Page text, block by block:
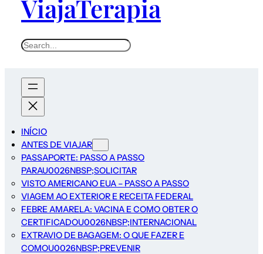
ViajaTerapia
INÍCIO
ANTES DE VIAJAR
PASSAPORTE: PASSO A PASSO
PARAU0026NBSP;SOLICITAR
VISTO AMERICANO EUA – PASSO A PASSO
VIAGEM AO EXTERIOR E RECEITA FEDERAL
FEBRE AMARELA: VACINA E COMO OBTER O
CERTIFICADOU0026NBSP;INTERNACIONAL
EXTRAVIO DE BAGAGEM: O QUE FAZER E
COMOU0026NBSP;PREVENIR